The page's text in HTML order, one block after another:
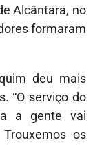
Alcântara, no
formaram
deu mais
“O serviço do
a gente vai
os